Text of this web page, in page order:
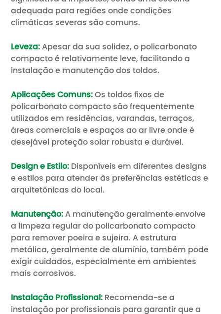
adequada para regiões onde condições
climáticas severas são comuns.
Leveza: Apesar da sua solidez, o policarbonato
compacto é relativamente leve, facilitando a
instalação e manutenção dos toldos.
Aplicações Comuns:Os toldos fixos de
policarbonato compacto são frequentemente
utilizados em residências, varandas, terraços,
áreas comerciais e espaços ao ar livre onde é
desejável proteção solar robusta e durável.
Design e Estilo: Disponíveis em diferentes designs
e estilos para atender às preferências estéticas e
arquitetônicas do local.
Manutenção: A manutenção geralmente envolve
a limpeza regular do policarbonato compacto
para remover poeira e sujeira. A estrutura
metálica, geralmente de alumínio, também pode
exigir cuidados, especialmente em ambientes
mais corrosivos.
Instalação Profissional: Recomenda-se a
instalação por profissionais para garantir que a